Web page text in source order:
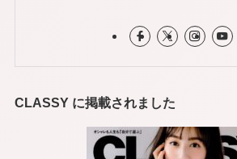
CLASSY に掲載されました